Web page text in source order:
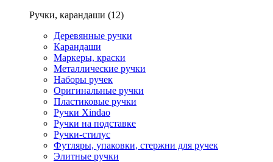
Ручки, карандаши (12)
Деревянные ручки
Карандаши
Маркеры, краски
Металлические ручки
Наборы ручек
Оригинальные ручки
Пластиковые ручки
Ручки Xindao
Ручки на подставке
Ручки-стилус
Футляры, упаковки, стержни для ручек
Элитные ручки